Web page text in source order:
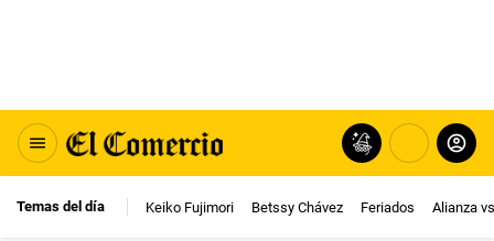
Temas del día Keiko Fujimori Betssy Chávez Feriados Alianza